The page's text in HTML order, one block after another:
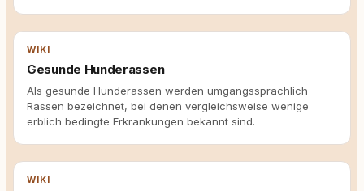
WIKI
Gesunde Hunderassen
Als gesunde Hunderassen werden umgangssprachlich
Rassen bezeichnet, bei denen vergleichsweise wenige
erblich bedingte Erkrankungen bekannt sind.
WIKI